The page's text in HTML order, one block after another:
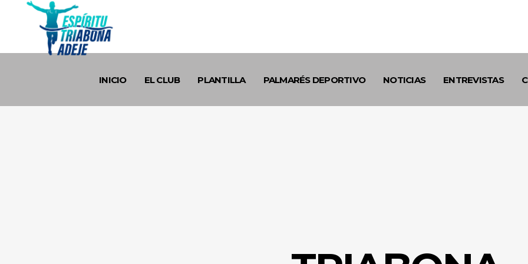
INICIO EL CLUB PLANTILLA PALMARÉS DEPORTIVO NOTICIAS ENTREVISTAS